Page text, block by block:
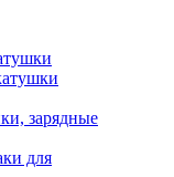
зарядные
для